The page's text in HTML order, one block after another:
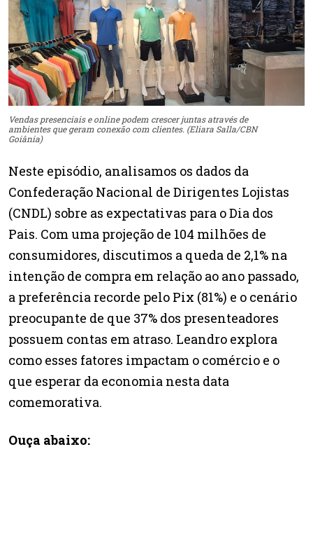
Vendas presenciais e online podem crescer juntas através de
ambientes que geram conexão com clientes. (Eliara Salla/CBN
Goiânia)
Neste episódio, analisamos os dados da
Confederação Nacional de Dirigentes Lojistas
(CNDL) sobre as expectativas para o Dia dos
Pais. Com uma projeção de 104 milhões de
consumidores, discutimos a queda de 2,1% na
intenção de compra em relação ao ano passado,
a preferência recorde pelo Pix (81%) e o cenário
preocupante de que 37% dos presenteadores
possuem contas em atraso. Leandro explora
como esses fatores impactam o comércio e o
que esperar da economia nesta data
comemorativa.
Ouça abaixo: